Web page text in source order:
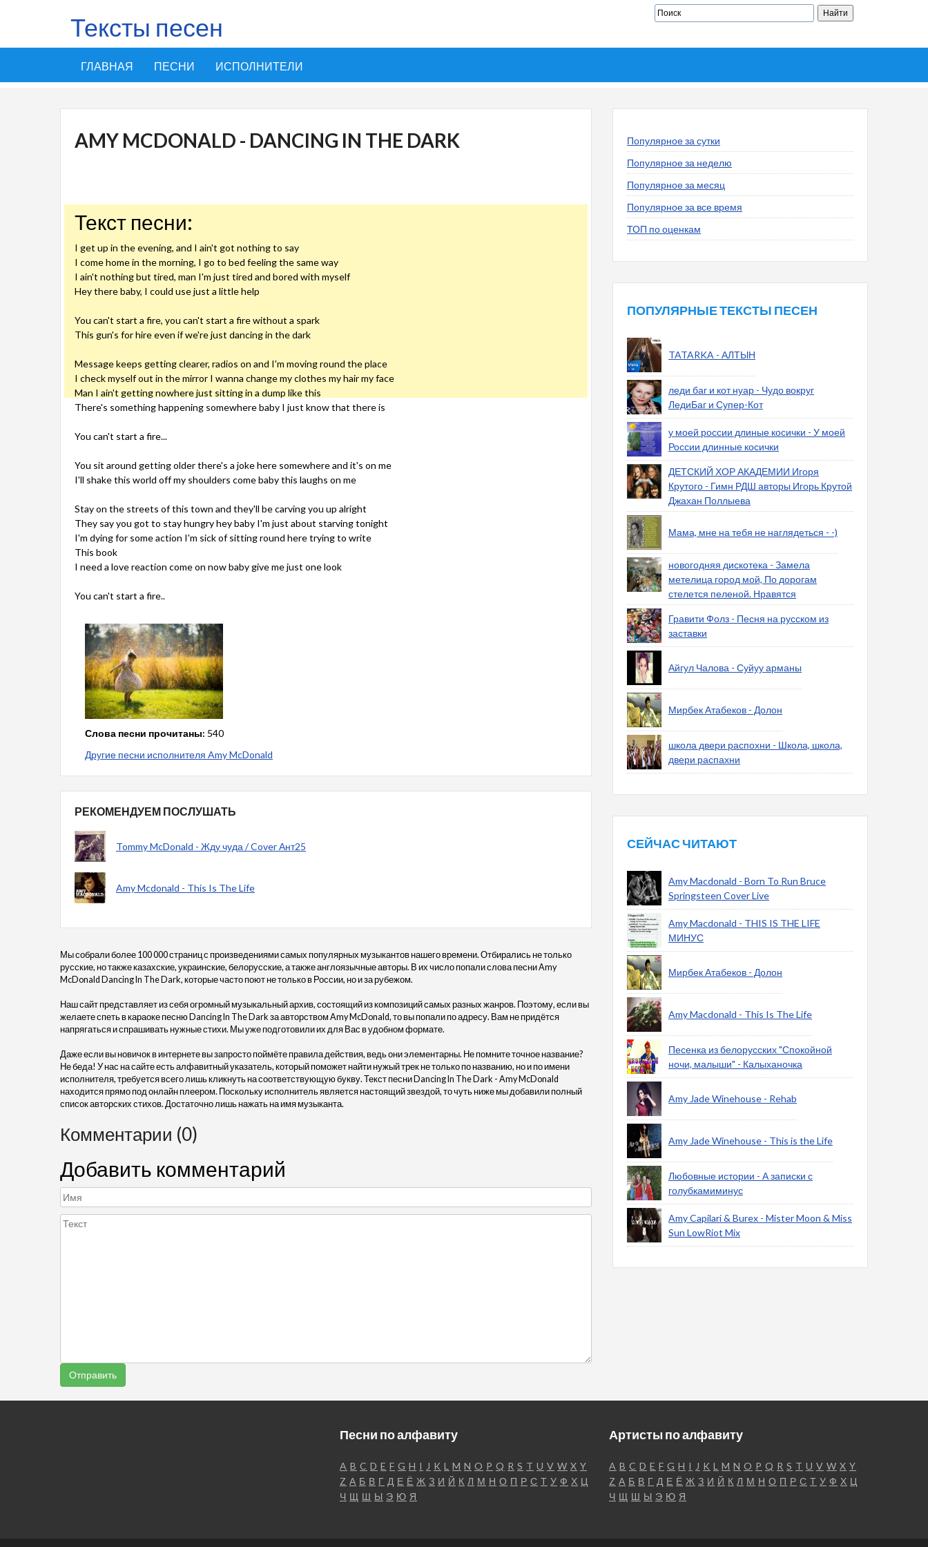
Тексты песен
ГЛАВНАЯ ПЕСНИ ИСПОЛНИТЕЛИ
AMY MCDONALD - DANCING IN THE DARK
Текст песни:
I get up in the evening, and I ain't got nothing to say
I come home in the morning, I go to bed feeling the same way
I ain't nothing but tired, man I'm just tired and bored with myself
Hey there baby, I could use just a little help
You can't start a fire, you can't start a fire without a spark
This gun's for hire even if we're just dancing in the dark
Message keeps getting clearer, radios on and I'm moving round the place
I check myself out in the mirror I wanna change my clothes my hair my face
Man I ain't getting nowhere just sitting in a dump like this
There's something happening somewhere baby I just know that there is
You can't start a fire...
You sit around getting older there's a joke here somewhere and it's on me
I'll shake this world off my shoulders come baby this laughs on me
Stay on the streets of this town and they'll be carving you up alright
They say you got to stay hungry hey baby I'm just about starving tonight
I'm dying for some action I'm sick of sitting round here trying to write
This book
I need a love reaction come on now baby give me just one look
You can't start a fire..
Слова песни прочитаны: 540
Другие песни исполнителя Amy McDonald
РЕКОМЕНДУЕМ ПОСЛУШАТЬ
Tommy McDonald - Жду чуда / Cover Ант25
Amy Mcdonald - This Is The Life
Мы собрали более 100 000 страниц с произведениями самых популярных музыкантов нашего времени. Отбирались не только
русские, но также казахские, украинские, белорусские, а также англоязычные авторы. В их число попали слова песни Amy
McDonald Dancing In The Dark, которые часто поют не только в России, но и за рубежом.
Наш сайт представляет из себя огромный музыкальный архив, состоящий из композиций самых разных жанров. Поэтому, если вы
желаете спеть в караоке песню Dancing In The Dark за авторством Amy McDonald, то вы попали по адресу. Вам не придётся
напрягаться и спрашивать нужные стихи. Мы уже подготовили их для Вас в удобном формате.
Даже если вы новичок в интернете вы запросто поймёте правила действия, ведь они элементарны. Не помните точное название?
Не беда! У нас на сайте есть алфавитный указатель, который поможет найти нужый трек не только по названию, но и по имени
исполнителя, требуется всего лишь кликнуть на соответствующую букву. Текст песни Dancing In The Dark - Amy McDonald
находится прямо под онлайн плеером. Поскольку исполнитель является настоящий звездой, то чуть ниже мы добавили полный
список авторских стихов. Достаточно лишь нажать на имя музыканта.
Комментарии (0)
Добавить комментарий
Популярное за сутки
Популярное за неделю
Популярное за месяц
Популярное за все время
ТОП по оценкам
ПОПУЛЯРНЫЕ ТЕКСТЫ ПЕСЕН
TATARKA - АЛТЫН
леди баг и кот нуар - Чудо вокруг
ЛедиБаг и Супер-Кот
у моей россии длиные косички - У моей
России длинные косички
ДЕТСКИЙ ХОР АКАДЕМИИ Игоря
Крутого - Гимн РДШ авторы Игорь Крутой
Джахан Поллыева
Мама, мне на тебя не наглядеться - -)
новогодняя дискотека - Замела
метелица город мой, По дорогам
стелется пеленой. Нравятся
Гравити Фолз - Песня на русском из
заставки
Айгул Чалова - Суйуу арманы
Мирбек Атабеков - Долон
школа двери распохни - Школа, школа,
двери распахни
СЕЙЧАС ЧИТАЮТ
Amy Macdonald - Born To Run Bruce
Springsteen Cover Live
Amy Macdonald - THIS IS THE LIFE
МИНУС
Мирбек Атабеков - Долон
Amy Macdonald - This Is The Life
Песенка из белорусских "Спокойной
ночи, малыши" - Калыханочка
Amy Jade Winehouse - Rehab
Amy Jade Winehouse - This is the Life
Любовные истории - А записки с
голубкамиминус
Amy Capilari & Burex - Mister Moon & Miss
Sun LowRiot Mix
Песни по алфавиту
A B C D E F G H I J K L M N O P Q R S T U V W X Y
Z А Б В Г Д Е Ё Ж З И Й К Л М Н О П Р С Т У Ф Х Ц
Ч Щ Ш Ы Э Ю Я
Артисты по алфавиту
A B C D E F G H I J K L M N O P Q R S T U V W X Y
Z А Б В Г Д Е Ё Ж З И Й К Л М Н О П Р С Т У Ф Х Ц
Ч Щ Ш Ы Э Ю Я